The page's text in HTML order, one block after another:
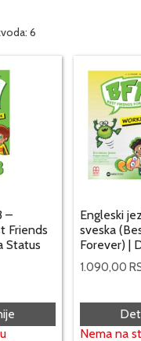
6
–
Friends
Status
Engleski
sveska
Forever) |
1.090,00
Nema na